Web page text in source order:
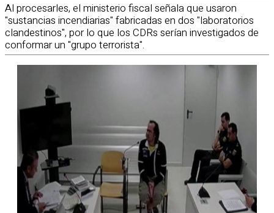
Al procesarles, el ministerio fiscal señala que usaron
"sustancias incendiarias" fabricadas en dos "laboratorios
clandestinos", por lo que los CDRs serían investigados de
conformar un "grupo terrorista".